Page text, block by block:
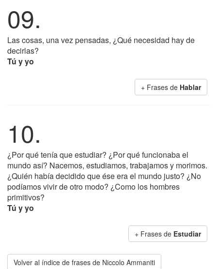
09.
Las cosas, una vez pensadas, ¿Qué necesidad hay de
decirlas?
Tú y yo
+ Frases de Hablar
10.
¿Por qué tenía que estudiar? ¿Por qué funcionaba el
mundo así? Nacemos, estudiamos, trabajamos y morimos.
¿Quién había decidido que ése era el mundo justo? ¿No
podíamos vivir de otro modo? ¿Como los hombres
primitivos?
Tú y yo
+ Frases de Estudiar
Volver al índice de frases de Niccolo Ammaniti